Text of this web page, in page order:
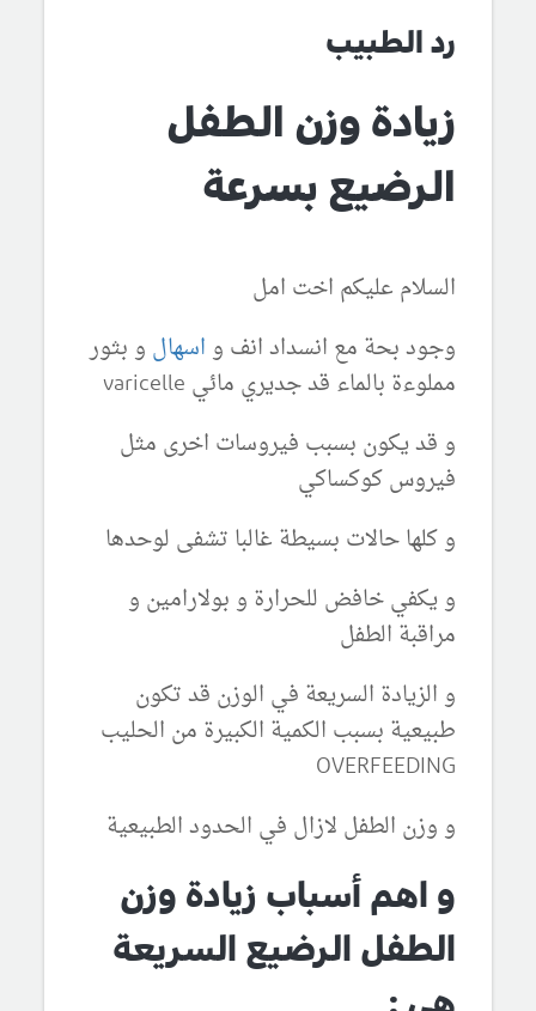
رد الطبيب
زيادة وزن الطفل
الرضيع بسرعة
السلام عليكم اخت امل
وجود بحة مع انسداد انف و اسهال و بثور
مملوءة بالماء قد جديري مائي varicelle
و قد يكون بسبب فيروسات اخرى مثل
فيروس كوكساكي
و كلها حالات بسيطة غالبا تشفى لوحدها
و يكفي خافض للحرارة و بولارامين و
مراقبة الطفل
و الزيادة السريعة في الوزن قد تكون
طبيعية بسبب الكمية الكبيرة من الحليب
OVERFEEDING
و وزن الطفل لازال في الحدود الطبيعية
و اهم أسباب زيادة وزن
الطفل الرضيع السريعة
هي :